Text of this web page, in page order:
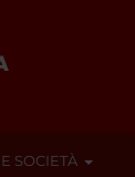
SOCIETÀ